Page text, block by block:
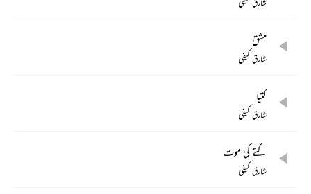
شارق کیفی
مشق
شارق کیفی
کتیا
شارق کیفی
کتے کی موت
شارق کیفی